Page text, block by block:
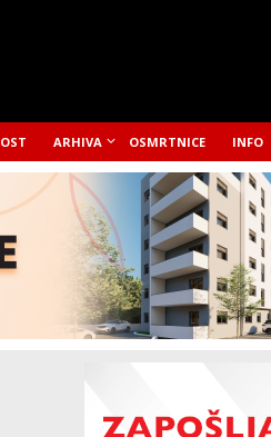
ARHIVA OSMRTNICE INFO